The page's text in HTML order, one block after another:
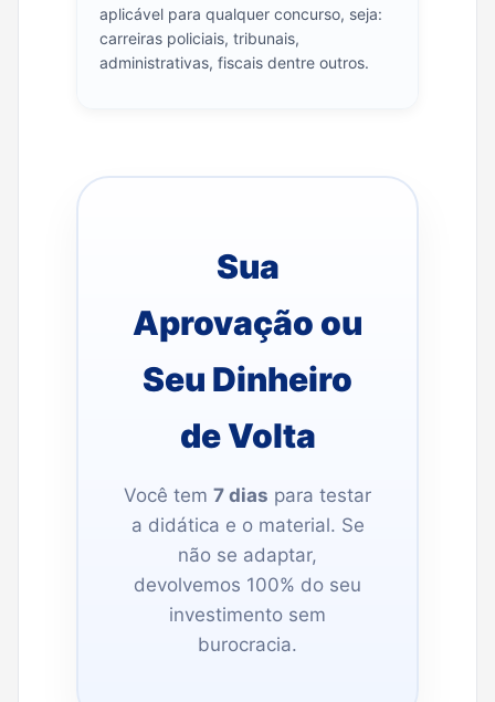
aplicável para qualquer concurso, seja:
carreiras policiais, tribunais,
administrativas, fiscais dentre outros.
Sua
Aprovação ou
Seu Dinheiro
de Volta
Você tem 7 dias para testar
a didática e o material. Se
não se adaptar,
devolvemos 100% do seu
investimento sem
burocracia.